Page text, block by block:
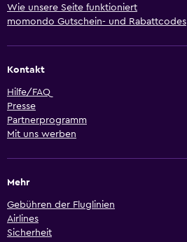
Wie unsere Seite funktioniert
momondo Gutschein- und Rabattcodes
Kontakt
Hilfe/FAQ
Presse
Partnerprogramm
Mit uns werben
Mehr
Gebühren der Fluglinien
Airlines
Sicherheit